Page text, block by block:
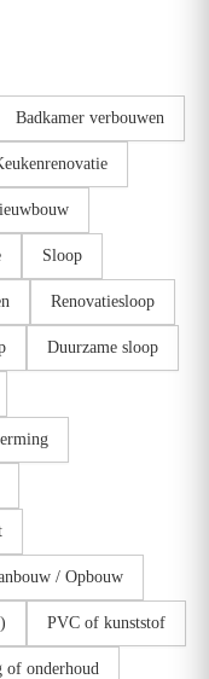
Badkamer verbouwen
Sloop
Renovatiesloop
Duurzame sloop
/ Opbouw
PVC of kunststof
of onderhoud